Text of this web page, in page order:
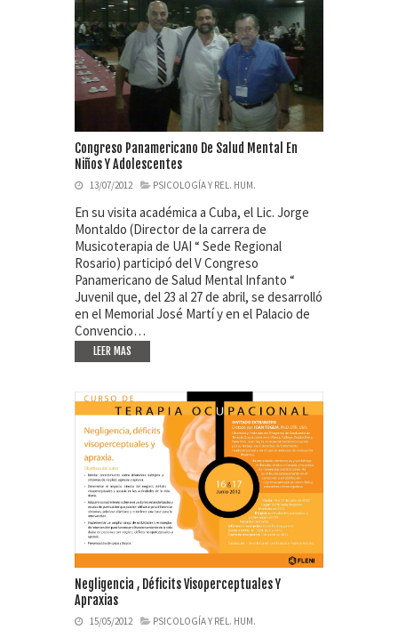
Congreso Panamericano De Salud Mental En
Niños Y Adolescentes
13/07/2012 PSICOLOGÍA Y REL. HUM.
En su visita académica a Cuba, el Lic. Jorge
Montaldo (Director de la carrera de
Musicoterapia de UAI “ Sede Regional
Rosario) participó del V Congreso
Panamericano de Salud Mental Infanto “
Juvenil que, del 23 al 27 de abril, se desarrolló
en el Memorial José Martí y en el Palacio de
Convencio…
LEER MAS
Negligencia , Déficits Visoperceptuales Y
Apraxias
15/05/2012 PSICOLOGÍA Y REL. HUM.